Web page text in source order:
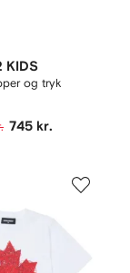
KIDS
og tryk
745 kr.